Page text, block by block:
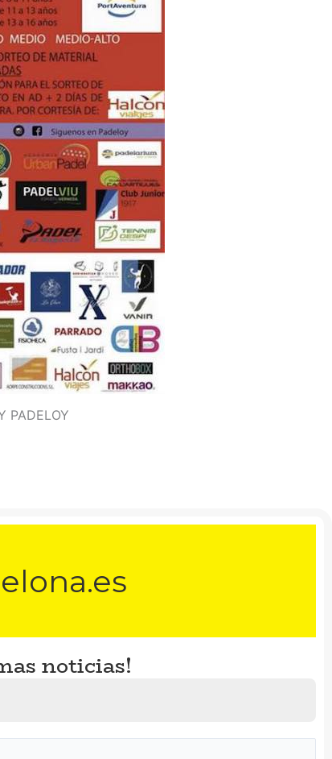
PADELOY
noticias!